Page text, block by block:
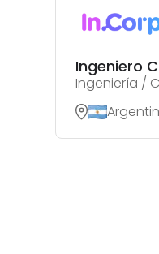
Ingeniero
Ingeniería /